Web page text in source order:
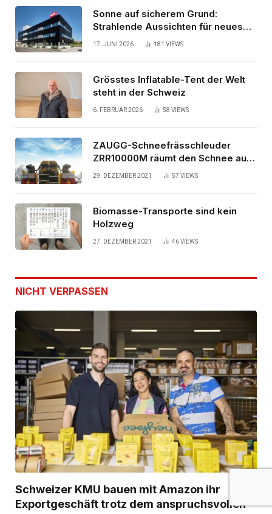
Sonne auf sicherem Grund:
Strahlende Aussichten für neues
Bürogebäude
17. JUNI 2026 181 VIEWS
Grösstes Inflatable-Tent der Welt
steht in der Schweiz
6. FEBRUAR 2026 58 VIEWS
ZAUGG-Schneefrässchleuder
ZRR10000M räumt den Schnee auf
schwedischen Gleisen
29. DEZEMBER 2021 57 VIEWS
Biomasse-Transporte sind kein
Holzweg
27. DEZEMBER 2021 46VIEWS
NICHT VERPASSEN
Schweizer KMU bauen mit Amazon ihr
Exportgeschäft trotz dem anspruchsvollen